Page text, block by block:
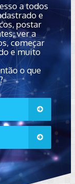
a todos
e
postar
ver a
começar
e muito
o que